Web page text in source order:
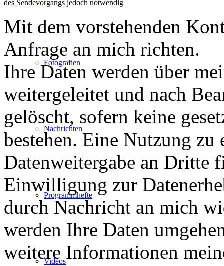
Fotografien
Nachrichten
Programmhefte
Videos
des Sendevorgangs jedoch notwendig
Mit dem vorstehenden
Anfrage an mich richten.
Ihre Daten werden über
weitergeleitet und nach
gelöscht, sofern keine
bestehen. Eine Nutzung zu
Datenweitergabe an Dritte
Einwilligung zur
durch Nachricht an mich
werden Ihre Daten
weitere Informationen